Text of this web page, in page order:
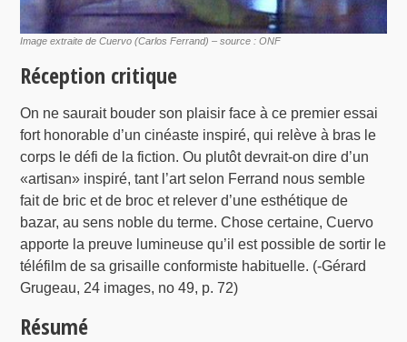
Image extraite de Cuervo (Carlos Ferrand) – source : ONF
Réception critique
On ne saurait bouder son plaisir face à ce premier essai
fort honorable d’un cinéaste inspiré, qui relève à bras le
corps le défi de la fiction. Ou plutôt devrait-on dire d’un
«artisan» inspiré, tant l’art selon Ferrand nous semble
fait de bric et de broc et relever d’une esthétique de
bazar, au sens noble du terme. Chose certaine, Cuervo
apporte la preuve lumineuse qu’il est possible de sortir le
téléfilm de sa grisaille conformiste habituelle. (-Gérard
Grugeau, 24 images, no 49, p. 72)
Résumé